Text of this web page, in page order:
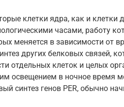
клетки ядра, как и клетки
часами, работу
меняется в зависимости от
других белковых связей,
отдельных клеток и целых
освещением в ночное время
синтез генов PER, обычно